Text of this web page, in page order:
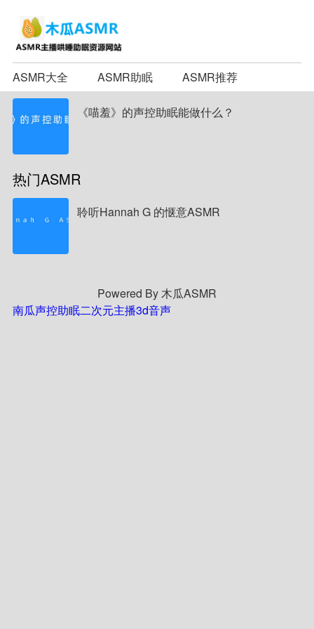
ASMR大全 ASMR助眠 ASMR推荐
《喵羞》的声控助眠能做什么？
热门ASMR
聆听Hannah G 的惬意ASMR
Powered By 木瓜ASMR
南瓜声控助眠二次元主播3d音声